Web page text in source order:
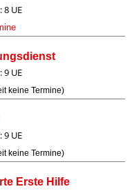
8 UE
9 UE
keine Termine)
9 UE
keine Termine)
Erste Hilfe